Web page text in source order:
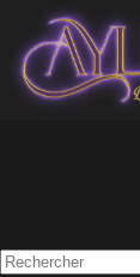
contenu